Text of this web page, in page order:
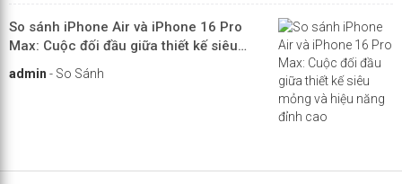
So sánh iPhone Air và iPhone 16 Pro
Max: Cuộc đối đầu giữa thiết kế siêu
mỏng và hiệu năng đỉnh cao
admin - So Sánh